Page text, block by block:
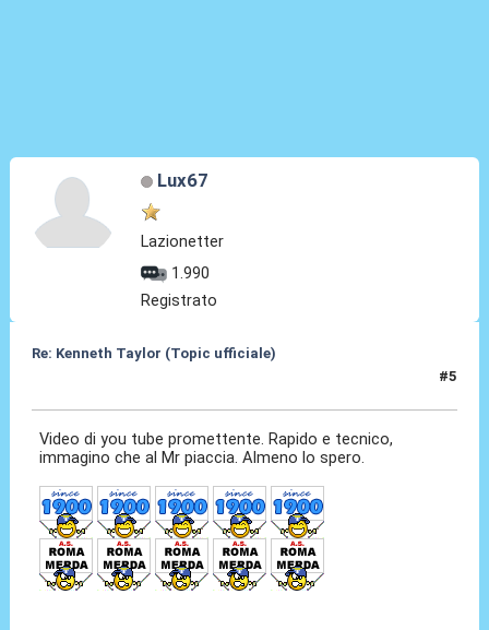
Lux67
Lazionetter
1.990
Registrato
Re: Kenneth Taylor (Topic ufficiale)
#5
Video di you tube promettente. Rapido e tecnico,
immagino che al Mr piaccia. Almeno lo spero.